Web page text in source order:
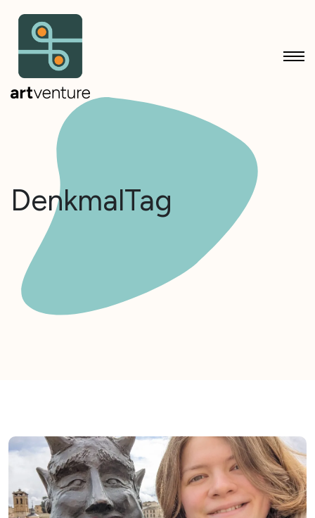
DenkmalTag